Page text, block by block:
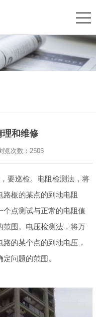
理和维修
次数： 2505
要巡检。电阻检测法，将
板的某点的到地电阻
点测试与正常的电阻值
范围。电压检测法，将万
的某个点的到地电压，
问题的范围。